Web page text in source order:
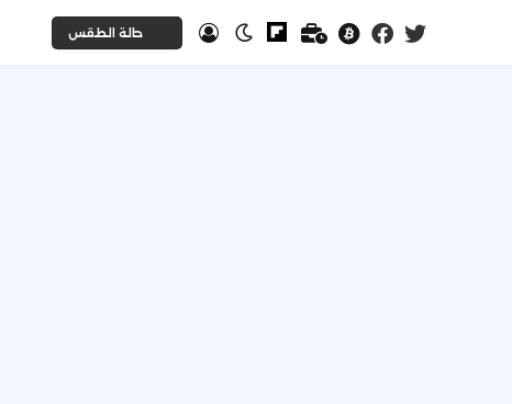
حالة الطقس